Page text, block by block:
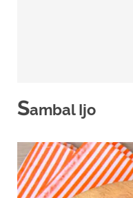
Sambal Ijo